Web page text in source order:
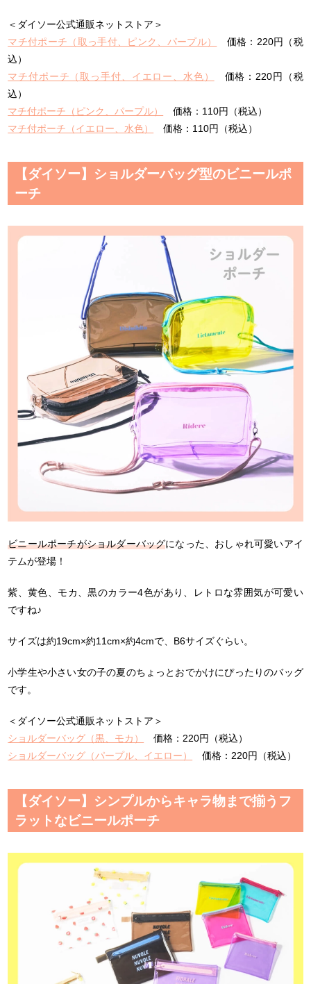
＜ダイソー公式通販ネットストア＞
マチ付ポーチ（取っ手付、ピンク、パープル）
価格：220円（税
込）
マチ付ポーチ（取っ手付、イエロー、水色）
価格：220円（税
込）
マチ付ポーチ（ピンク、パープル）
価格：110円（税込）
マチ付ポーチ（イエロー、水色）
価格：110円（税込）
【ダイソー】ショルダーバッグ型のビニールポ
ーチ
ビニールポーチがショルダーバッグになった、おしゃれ可愛いアイ
テムが登場！
紫、黄色、モカ、黒のカラー4色があり、レトロな雰囲気が可愛い
ですね♪
サイズは約19cm×約11cm×約4cmで、B6サイズぐらい。
小学生や小さい女の子の夏のちょっとおでかけにぴったりのバッグ
です。
＜ダイソー公式通販ネットストア＞
ショルダーバッグ（黒、モカ）
価格：220円（税込）
ショルダーバッグ（パープル、イエロー）
価格：220円（税込）
【ダイソー】シンプルからキャラ物まで揃うフ
ラットなビニールポーチ